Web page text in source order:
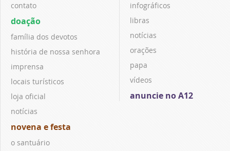
contato
doação
família dos devotos
história de nossa senhora
imprensa
locais turísticos
loja oficial
notícias
novena e festa
o santuário
infográficos
libras
notícias
orações
papa
vídeos
anuncie no A12